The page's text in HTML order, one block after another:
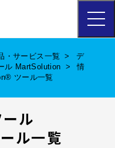
ハ
ン
ニ
・サービス一覧
デ
ル MartSolution
情
ツール一覧
ル
ル一覧